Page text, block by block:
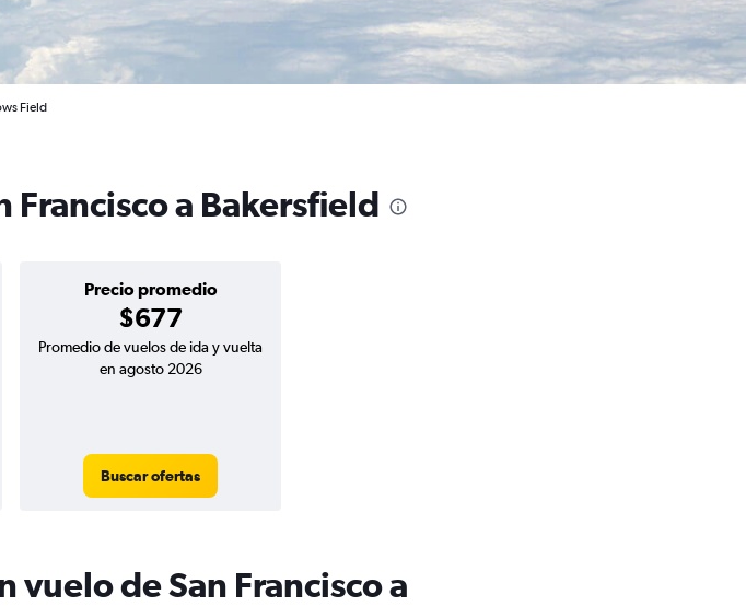
Field
Francisco a Bakersfield
Precio promedio
$677
Promedio de vuelos de ida y vuelta
en agosto 2026
Buscar ofertas
vuelo de San Francisco a